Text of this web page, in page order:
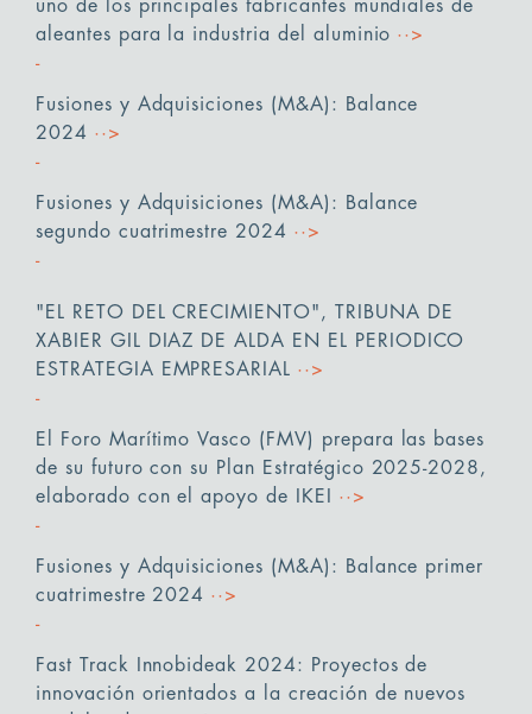
uno de los principales fabricantes mundiales de
aleantes para la industria del aluminio ··>
Fusiones y Adquisiciones (M&A): Balance
2024 ··>
Fusiones y Adquisiciones (M&A): Balance
segundo cuatrimestre 2024 ··>
"EL RETO DEL CRECIMIENTO", TRIBUNA DE
XABIER GIL DIAZ DE ALDA EN EL PERIODICO
ESTRATEGIA EMPRESARIAL ··>
El Foro Marítimo Vasco (FMV) prepara las bases
de su futuro con su Plan Estratégico 2025-2028,
elaborado con el apoyo de IKEI
··>
Fusiones y Adquisiciones (M&A): Balance primer
cuatrimestre 2024 ··>
Fast Track Innobideak 2024: Proyectos de
innovación orientados a la creación de nuevos